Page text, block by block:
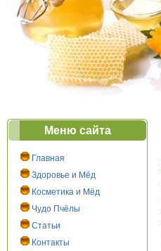
Меню сайта
Главная
Здоровье и Мёд
Косметика и Мёд
Чудо Пчёлы
Статьи
Контакты